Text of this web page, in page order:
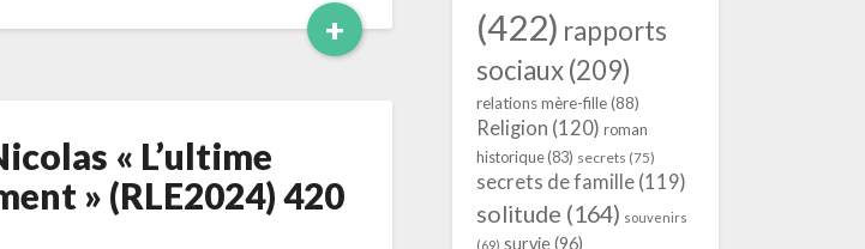
+Read
More
« L’ultime
» (RLE2024) 420
(422) rapports
sociaux(209)
relations mère-fille(88)
Religion (120) roman
historique(83) secrets (75)
secrets de famille(119)
solitude (164) souvenirs
(69) survie(96)